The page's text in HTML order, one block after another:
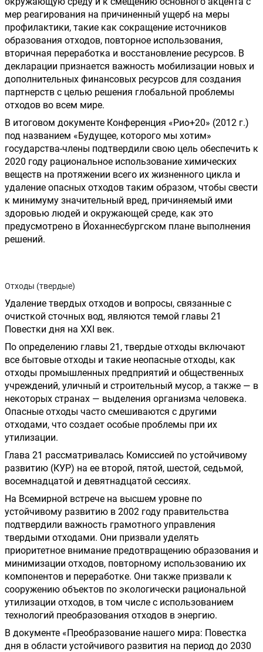
мер реагирования на причиненный ущерб на меры
профилактики, такие как сокращение источников
образования отходов, повторное использования,
вторичная переработка и восстановление ресурсов. В
декларации признается важность мобилизации новых и
дополнительных финансовых ресурсов для создания
партнерств с целью решения глобальной проблемы
отходов во всем мире.
В итоговом документе Конференция «Рио+20» (2012 г.)
под названием «Будущее, которого мы хотим»
государства-члены подтвердили свою цель обеспечить к
2020 году рациональное использование химических
веществ на протяжении всего их жизненного цикла и
удаление опасных отходов таким образом, чтобы свести
к минимуму значительный вред, причиняемый ими
здоровью людей и окружающей среде, как это
предусмотрено в Йоханнесбургском плане выполнения
решений.
Отходы (твердые)
Удаление твердых отходов и вопросы, связанные с
очисткой сточных вод, являются темой главы 21
Повестки дня на XXI век.
По определению главы 21, твердые отходы включают
все бытовые отходы и такие неопасные отходы, как
отходы промышленных предприятий и общественных
учреждений, уличный и строительный мусор, а также — в
некоторых странах — выделения организма человека.
Опасные отходы часто смешиваются с другими
отходами, что создает особые проблемы при их
утилизации.
Глава 21 рассматривалась Комиссией по устойчивому
развитию (КУР) на ее второй, пятой, шестой, седьмой,
восемнадцатой и девятнадцатой сессиях.
На Всемирной встрече на высшем уровне по
устойчивому развитию в 2002 году правительства
подтвердили важность грамотного управления
твердыми отходами. Они призвали уделять
приоритетное внимание предотвращению образования и
минимизации отходов, повторному использованию их
компонентов и переработке. Они также призвали к
сооружению объектов по экологически рациональной
утилизации отходов, в том числе с использованием
технологий преобразования отходов в энергию.
В документе «Преобразование нашего мира: Повестка
дня в области устойчивого развития на период до 2030